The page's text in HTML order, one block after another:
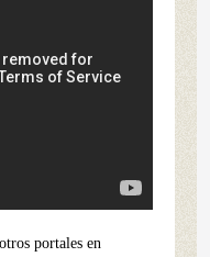
portales en